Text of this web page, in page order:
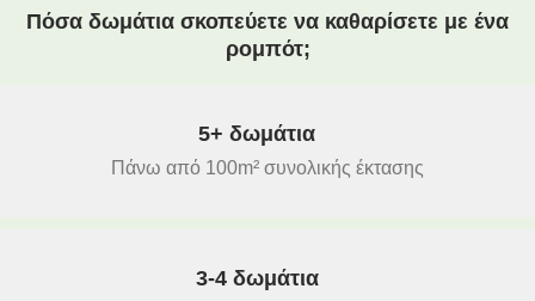
Πόσα δωμάτια σκοπεύετε να καθαρίσετε με ένα
ρομπότ;
5+ δωμάτια
Πάνω από 100m² συνολικής έκτασης
3-4 δωμάτια